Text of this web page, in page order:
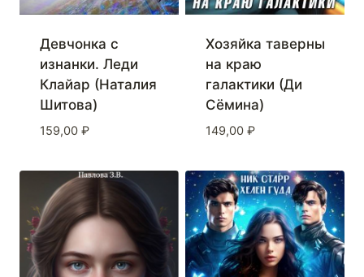
Девчонка с
изнанки. Леди
Клайар (Наталия
Шитова)
159,00 ₽
Хозяйка таверны
на краю
галактики (Ди
Сёмина)
149,00 ₽